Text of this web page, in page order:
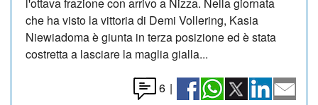
che ha visto la vittoria di Demi Vollering, Kasia
Niewiadoma è giunta in terza posizione ed è stata
costretta a lasciare la maglia gialla...
6 |